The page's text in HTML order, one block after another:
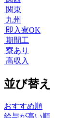
関東
九州
即入寮OK
期間工
寮あり
高収入
並び替え
おすすめ順